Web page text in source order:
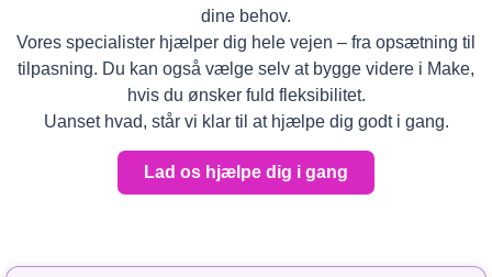
dine behov.
Vores specialister hjælper dig hele vejen – fra opsætning til
tilpasning. Du kan også vælge selv at bygge videre i Make,
hvis du ønsker fuld fleksibilitet.
Uanset hvad, står vi klar til at hjælpe dig godt i gang.
Lad os hjælpe dig i gang